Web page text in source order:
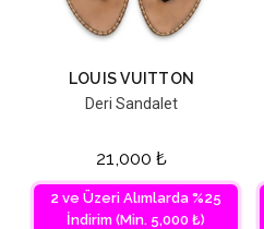
LOUIS VUITTON
Deri Sandalet
21,000 ₺
2 ve Üzeri Alımlarda %25
İndirim (Min. 5,000 ₺)